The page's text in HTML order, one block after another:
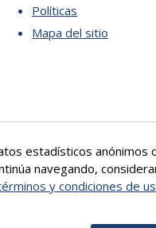
Políticas
Mapa del sitio
estadísticos anónimos
navegando,
y condiciones de